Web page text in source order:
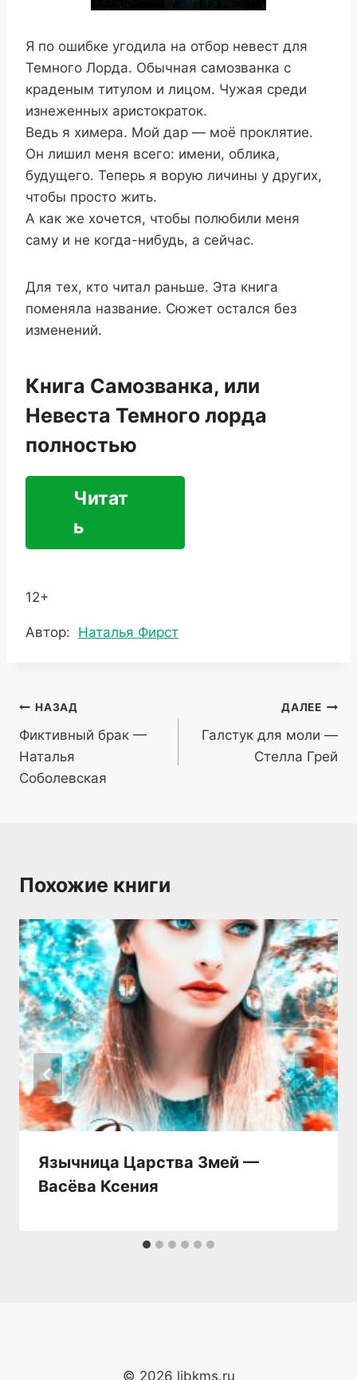
Я по ошибке угодила на отбор невест для
Темного Лорда. Обычная самозванка с
краденым титулом и лицом. Чужая среди
изнеженных аристократок.
Ведь я химера. Мой дар — моё проклятие.
Он лишил меня всего: имени, облика,
будущего. Теперь я ворую личины у других,
чтобы просто жить.
А как же хочется, чтобы полюбили меня
саму и не когда-нибудь, а сейчас.
Для тех, кто читал раньше. Эта книга
поменяла название. Сюжет остался без
изменений.
Книга Самозванка, или
Невеста Темного лорда
полностью
Читат
ь
12+
Метки
Автор: Наталья Фирст
Навигация
по
записям
НАЗАД
Фиктивный брак —
Наталья
Соболевская
ДАЛЕЕ
Галстук для моли —
Стелла Грей
Похожие книги
Язычница Царства Змей —
Васёва Ксения
© 2026 libkms.ru